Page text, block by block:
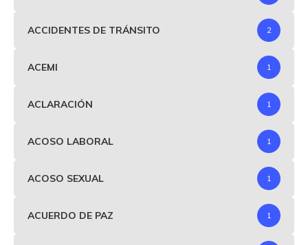
ACCIDENTES DE TRÁNSITO 2
ACEMI 1
ACLARACIÓN 1
ACOSO LABORAL 1
ACOSO SEXUAL 1
ACUERDO DE PAZ 1